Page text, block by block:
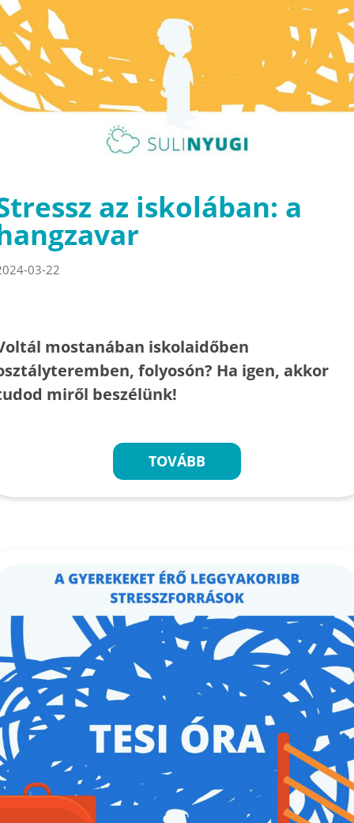
az iskolában: a
03-22
mostanában iskolaidőben
folyosón? Ha igen, akkor
miről beszélünk!
TOVÁBB